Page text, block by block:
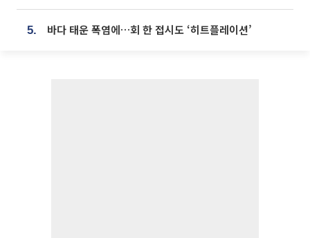
5. 바다 태운 폭염에…회 한 접시도 ‘히트플레이션’